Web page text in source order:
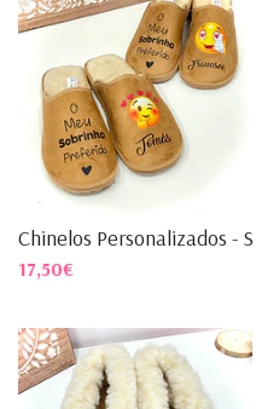
Chinelos Personalizados - S...
17,50€